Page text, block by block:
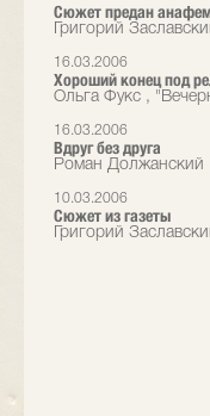
Сюжет предан
Григорий
16.03.2006
Хороший конец под
Ольга Фукс ,
16.03.2006
Вдруг без друга
Роман Должанский
10.03.2006
Сюжет из газеты
Григорий